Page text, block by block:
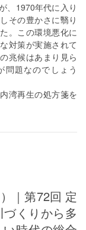
、1970年代に入り
その豊かさに翳り
。この環境悪化に
対策が実施されて
兆候はあまり見ら
問題なのでしょう
湾再生の処方箋を
くりから多